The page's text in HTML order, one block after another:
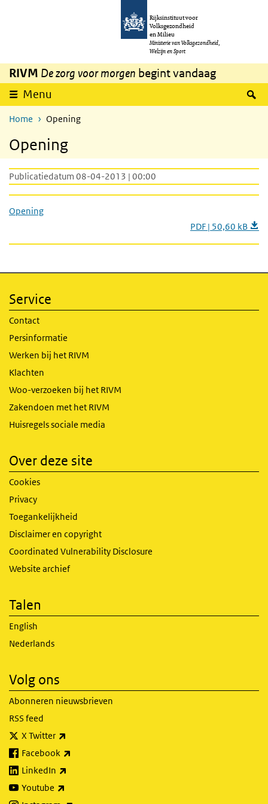
Overslaan en naar de inhoud gaan
Rijksinstituut voor
Volksgezondheid
en Milieu
Ministerie van Volksgezondheid,
Welzijn en Sport
RIVM De zorg voor morgen begint vandaag
Menu
Home Opening
Opening
Publicatiedatum 08-04-2013 | 00:00
Opening
PDF | 50,60 kB
Service
Contact
Persinformatie
Werken bij het RIVM
Klachten
Woo-verzoeken bij het RIVM
Zakendoen met het RIVM
Huisregels sociale media
Over deze site
Cookies
Privacy
Toegankelijkheid
Disclaimer en copyright
Coordinated Vulnerability Disclosure
Website archief
Talen
English
Nederlands
Volg ons
Abonneren nieuwsbrieven
RSS feed
X Twitter
Facebook
LinkedIn
Youtube